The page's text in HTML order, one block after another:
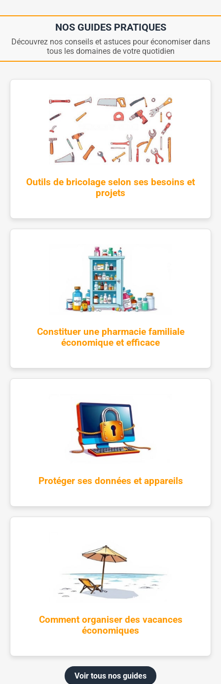
NOS GUIDES PRATIQUES
Découvrez nos conseils et astuces pour économiser dans
tous les domaines de votre quotidien
Outils de bricolage selon ses besoins et
projets
Constituer une pharmacie familiale
économique et efficace
Protéger ses données et appareils
Comment organiser des vacances
économiques
Voir tous nos guides